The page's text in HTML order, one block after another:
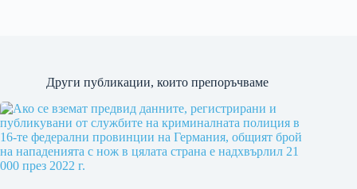
Други публикации, които препоръчваме